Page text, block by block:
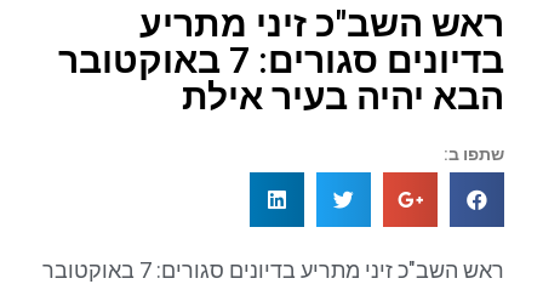
ראש השב"כ זיני מתריע
בדיונים סגורים: 7 באוקטובר
הבא יהיה בעיר אילת
שתפו ב:
ראש השב"כ זיני מתריע בדיונים סגורים: 7 באוקטובר